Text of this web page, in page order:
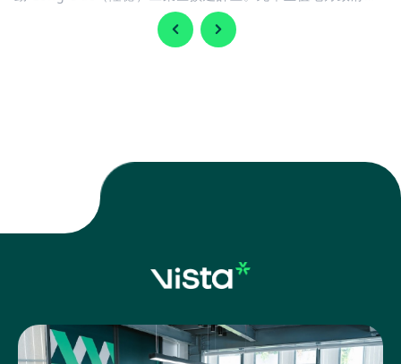
快完善基礎建設，迎接 隆城國際機場 即將投入營運，同時持續
擴充工業用地，以滿足國內外企業日益增加的投資需求。